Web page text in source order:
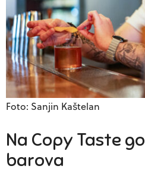
Foto: Sanjin Kaštelan
Na Copy Taste
barova